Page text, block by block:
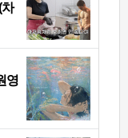
영